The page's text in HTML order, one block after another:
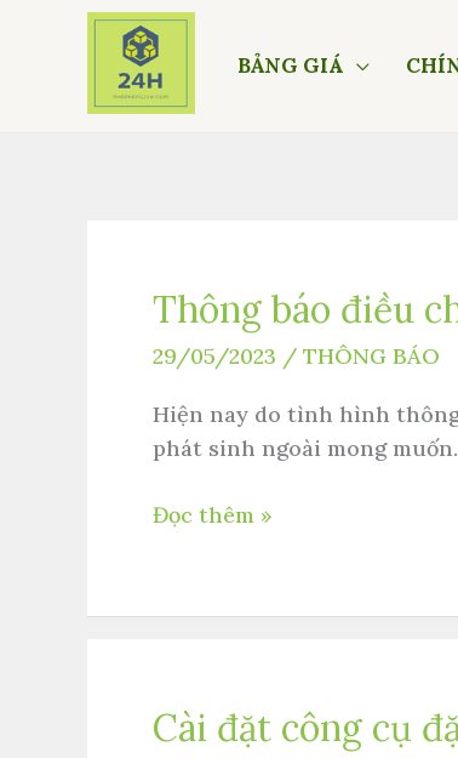
BẢNG GIÁ
Thông báo điều
29/05/2023 / THÔNG BÁO
Hiện nay do tình hình
phát sinh ngoài mong muốn.
Thông
điều
chỉnh
thời
vận
Đọc thêm »
Cài đặt công cụ
Cài